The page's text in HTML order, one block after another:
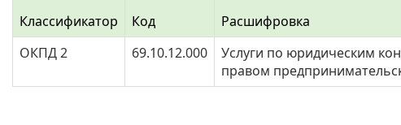
Классификатор Код Расшифровка
ОКПД 2
69.10.12.000
Услуги по юридическим
правом